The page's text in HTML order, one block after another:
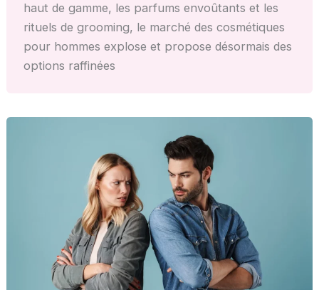
haut de gamme, les parfums envoûtants et les
rituels de grooming, le marché des cosmétiques
pour hommes explose et propose désormais des
options raffinées